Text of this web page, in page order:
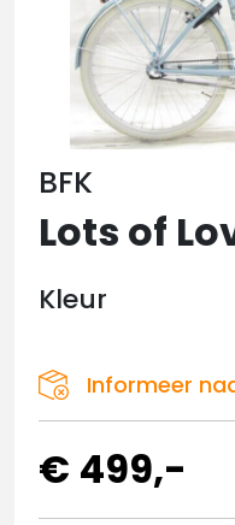
BFK
Lots of
Kleur
Informeer
€ 499,-